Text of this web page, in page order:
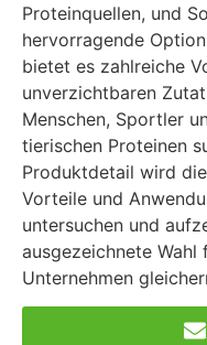
Proteinquellen, und
hervorragende
bietet es zahlreiche
unverzichtbaren
Menschen, Sportler
tierischen Proteinen
Produktdetail wird
Vorteile und
untersuchen und
ausgezeichnete Wahl
Unternehmen